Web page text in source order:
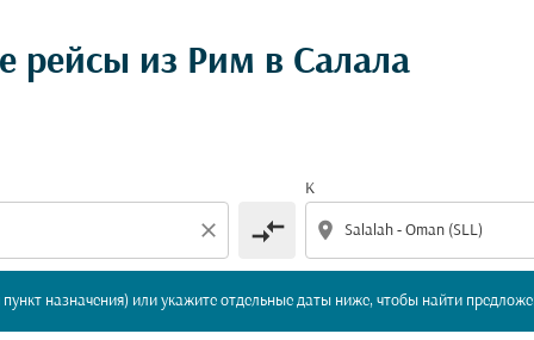
рейсы из Рим в Салала
close compare_arrows
К
location_on
назначения) или укажите отдельные даты ниже, чтобы найти
и/или пункт назначения) или укажите